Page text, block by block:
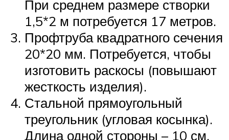
При среднем размере створки
1,5*2 м потребуется 17 метров.
Профтруба квадратного сечения
20*20 мм. Потребуется, чтобы
изготовить раскосы (повышают
жесткость изделия).
Стальной прямоугольный
треугольник (угловая косынка).
Длина одной стороны – 10 см.